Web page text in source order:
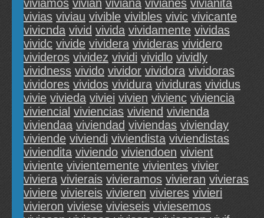
viviamos vivian viviana vivianes vivianita
vivias viviau vivible vivibles vivic vivicante
vivicnda vivid vivida vividamente vividas
vividc vivide vividera vivideras vividero
vivideros vividez vividi vividlo vividly
vividness vivido vividor vividora vividoras
vividores vividos vividura vividuras vividus
vivie vivieda viviei vivien vivienc viviencia
viviencial viviencias viviend vivienda
viviendaa viviendad viviendas vivienday
viviende viviendi viviendista viviendistas
viviendita viviendo viviendoen vivient
viviente vivientemente vivientes vivier
viviera vivierais vivieramos vivieran vivieras
viviere viviereis vivieren vivieres vivieri
vivieron viviese vivieseis viviesemos